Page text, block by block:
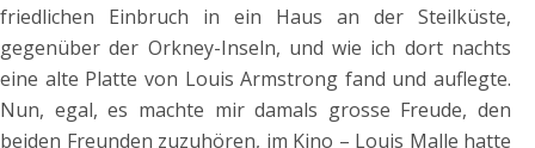
friedlichen Einbruch in ein Haus an der Steilküste,
gegenüber der Orkney-Inseln, und wie ich dort nachts
eine alte Platte von Louis Armstrong fand und auflegte.
Nun, egal, es machte mir damals grosse Freude, den
beiden Freunden zuzuhören, im Kino – Louis Malle hatte